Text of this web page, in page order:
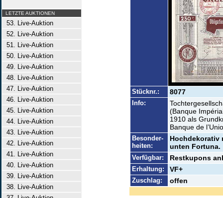
LETZTE AUKTIONEN
53. Live-Auktion
52. Live-Auktion
51. Live-Auktion
50. Live-Auktion
49. Live-Auktion
48. Live-Auktion
47. Live-Auktion
46. Live-Auktion
45. Live-Auktion
44. Live-Auktion
43. Live-Auktion
42. Live-Auktion
41. Live-Auktion
40. Live-Auktion
39. Live-Auktion
38. Live-Auktion
Stücknr.: 8077
Info:
(Banque
1910 als
Banque de
Besonder-
heiten:
Hochdekorativ
unten Fortuna.
Verfügbar: Restkupons
Erhaltung: VF+
Zuschlag: offen